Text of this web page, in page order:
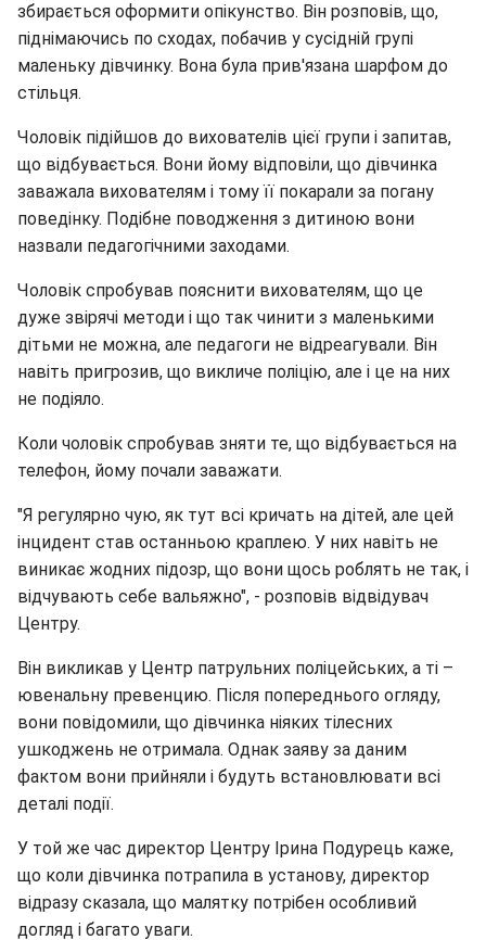
збирається оформити опікунство. Він розповів, що,
піднімаючись по сходах, побачив у сусідній групі
маленьку дівчинку. Вона була прив'язана шарфом до
стільця.
Чоловік підійшов до вихователів цієї групи і запитав,
що відбувається. Вони йому відповіли, що дівчинка
заважала вихователям і тому її покарали за погану
поведінку. Подібне поводження з дитиною вони
назвали педагогічними заходами.
Чоловік спробував пояснити вихователям, що це
дуже звірячі методи і що так чинити з маленькими
дітьми не можна, але педагоги не відреагували. Він
навіть пригрозив, що викличе поліцію, але і це на них
не подіяло.
Коли чоловік спробував зняти те, що відбувається на
телефон, йому почали заважати.
"Я регулярно чую, як тут всі кричать на дітей, але цей
інцидент став останньою краплею. У них навіть не
виникає жодних підозр, що вони щось роблять не так, і
відчувають себе вальяжно", - розповів відвідувач
Центру.
Він викликав у Центр патрульних поліцейських, а ті –
ювенальну превенцию. Після попереднього огляду,
вони повідомили, що дівчинка ніяких тілесних
ушкоджень не отримала. Однак заяву за даним
фактом вони прийняли і будуть встановлювати всі
деталі події.
У той же час директор Центру Ірина Подурець каже,
що коли дівчинка потрапила в установу, директор
відразу сказала, що малятку потрібен особливий
догляд і багато уваги.